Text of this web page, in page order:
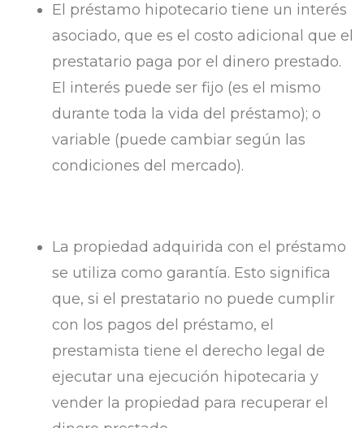
El préstamo hipotecario tiene un interés
asociado, que es el costo adicional que el
prestatario paga por el dinero prestado.
El interés puede ser fijo (es el mismo
durante toda la vida del préstamo); o
variable (puede cambiar según las
condiciones del mercado).
La propiedad adquirida con el préstamo
se utiliza como garantía. Esto significa
que, si el prestatario no puede cumplir
con los pagos del préstamo, el
prestamista tiene el derecho legal de
ejecutar una ejecución hipotecaria y
vender la propiedad para recuperar el